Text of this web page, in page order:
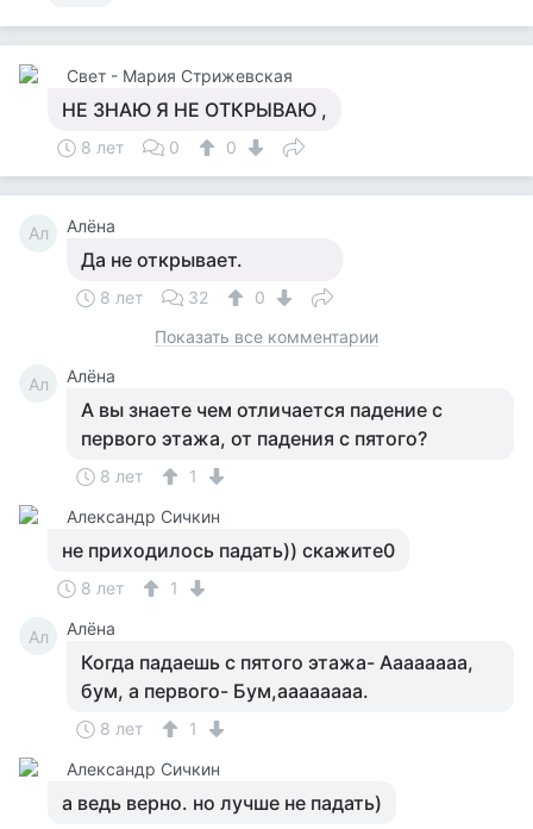
Свет - Мария Стрижевская
НЕ ЗНАЮ Я НЕ ОТКРЫВАЮ ,
8 лет 0 0
Ал Алёна
Да не открывает.
8 лет 32
0
Показать все комментарии
Ал Алёна
А вы знаете чем отличается падение с
первого этажа, от падения с пятого?
8 лет
1
Александр Сичкин
не приходилось падать)) скажите0
8 лет 1
Ал Алёна
Когда падаешь с пятого этажа- Аааааааа,
бум, а первого- Бум,аааааааа.
8 лет
1
Александр Сичкин
а ведь верно. но лучше не падать)